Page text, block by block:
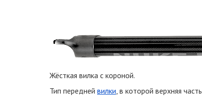
Жёсткая вилка с короной.
Тип передней вилки, в которой верхняя часть